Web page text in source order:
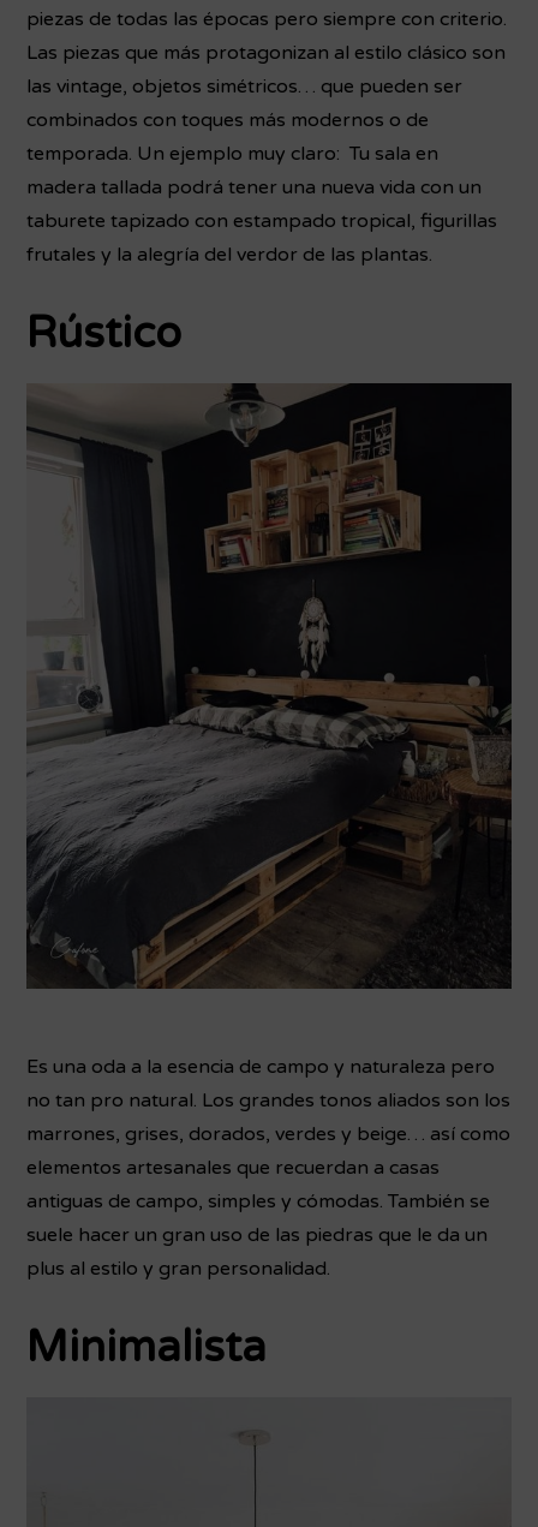
piezas de todas las épocas pero siempre con criterio.
Las piezas que más protagonizan al estilo clásico son
las vintage, objetos simétricos… que pueden ser
combinados con toques más modernos o de
temporada. Un ejemplo muy claro: Tu sala en
madera tallada podrá tener una nueva vida con un
taburete tapizado con estampado tropical, figurillas
frutales y la alegría del verdor de las plantas.
Rústico
Es una oda a la esencia de campo y naturaleza pero
no tan pro natural. Los grandes tonos aliados son los
marrones, grises, dorados, verdes y beige… así como
elementos artesanales que recuerdan a casas
antiguas de campo, simples y cómodas. También se
suele hacer un gran uso de las piedras que le da un
plus al estilo y gran personalidad.
Minimalista